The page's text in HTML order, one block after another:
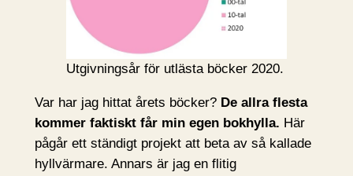
Utgivningsår för utlästa böcker 2020.
Var har jag hittat årets böcker? De allra flesta
kommer faktiskt får min egen bokhylla. Här
pågår ett ständigt projekt att beta av så kallade
hyllvärmare. Annars är jag en flitig